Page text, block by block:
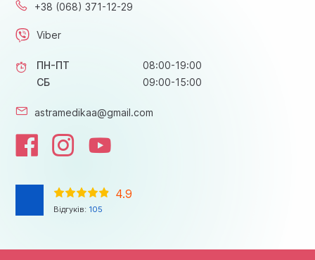
+38 (068) 371-12-29
Viber
ПН-ПТ
08:00-19:00
СБ
09:00-15:00
astramedikaa@gmail.com
4.9
Відгуків: 105